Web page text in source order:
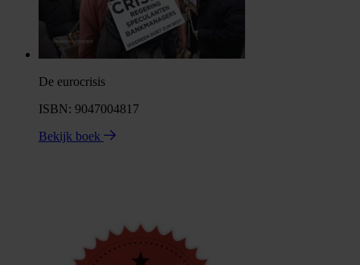
De eurocrisis
ISBN: 9047004817
Bekijk boek